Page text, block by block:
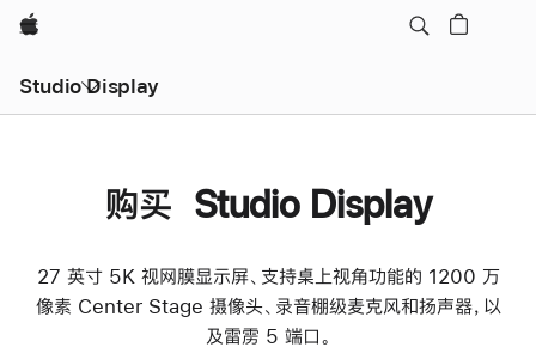
Apple
Studio Display
购买 Studio Display
27 英寸 5K 视网膜显示屏、支持桌上视角功能的 1200 万
像素 Center Stage 摄像头、录音棚级麦克风和扬声器，以
及雷雳 5 端口。